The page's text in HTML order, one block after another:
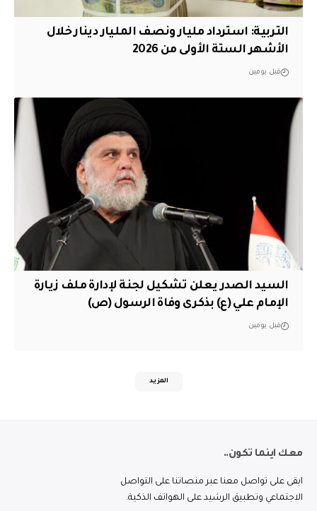
التربية: استرداد مليار ونصف المليار دينار خلال
الأشهر الستة الأولى من 2026
قبل يومين
السيد الصدر يعلن تشكيل لجنة لإدارة ملف زيارة
الإمام علي (ع) بذكرى وفاة الرسول (ص)
قبل يومين
المزيد
معك اينما تكون..
ابقى على تواصل معنا عبر منصاتنا على التواصل
الاجتماعي وتطبيق الرشيد على الهواتف الذكية.